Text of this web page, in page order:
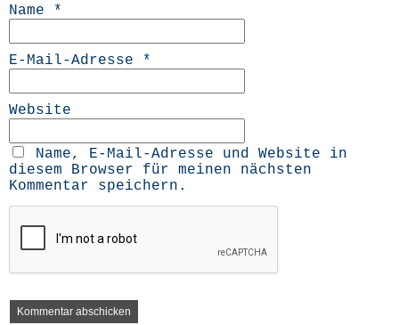
Name *
E-Mail-Adresse *
Website
Name, E-Mail-Adresse und Website in
diesem Browser für meinen nächsten
Kommentar speichern.